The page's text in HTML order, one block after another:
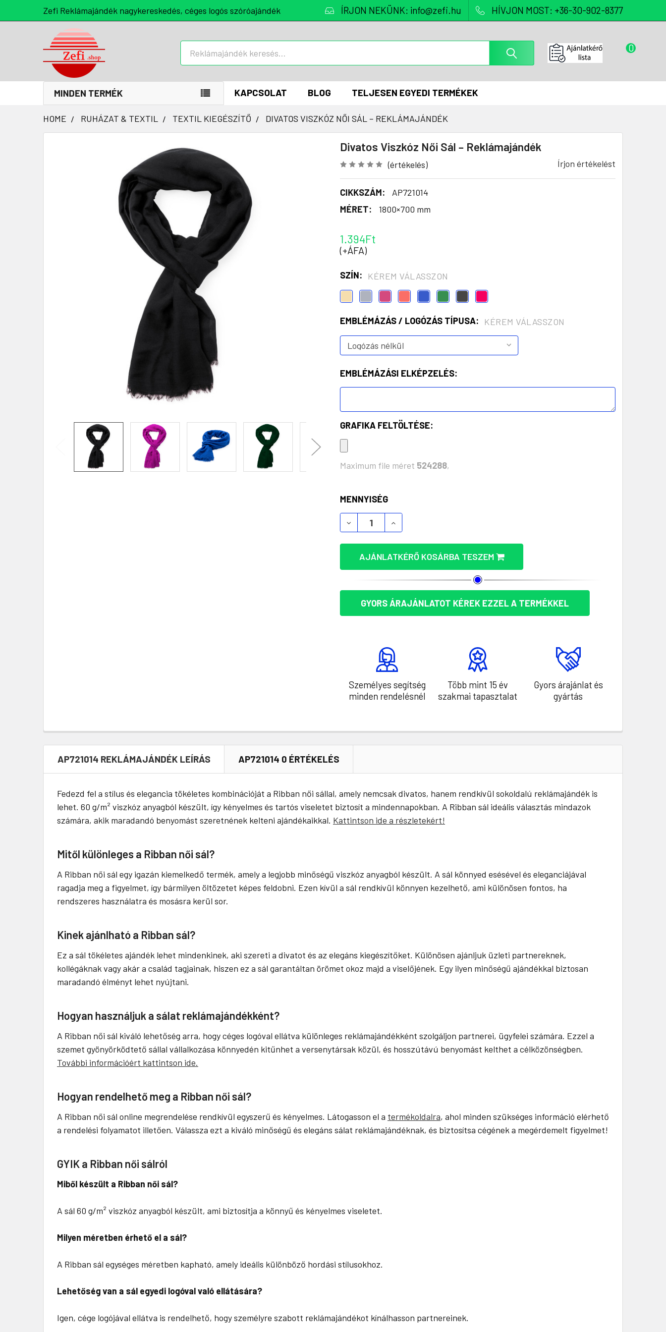
Zefi Reklámajándék nagykereskedés, céges logós szóróajándék ÍRJON NEKÜNK: info@zefi.hu HÍVJON MOST: +36-30-902-8377
0
MINDEN TERMÉK KAPCSOLAT BLOG TELJESEN EGYEDI TERMÉKEK
HOME RUHÁZAT & TEXTIL TEXTIL KIEGÉSZÍTŐ DIVATOS VISZKÓZ NŐI SÁL – REKLÁMAJÁNDÉK
Divatos Viszkóz Női Sál – Reklámajándék
(értékelés) Írjon értékelést
CIKKSZÁM:
AP721014
MÉRET:
1800×700 mm
1.394Ft
(+ÁFA)
SZÍN: KÉREM VÁLASSZON
EMBLÉMÁZÁS / LOGÓZÁS TÍPUSA: KÉREM VÁLASSZON
EMBLÉMÁZÁSI ELKÉPZELÉS:
GRAFIKA FELTÖLTÉSE:
Maximum file méret 524288,
KÉSZLET:
MENNYISÉG
DIVATOS VISZKÓZ NŐI SÁL – REKLÁMAJÁNDÉK MENNYISÉGÉNEK CSÖKKENTÉSE
DIVATOS VISZKÓZ NŐI SÁL – REKLÁMAJÁNDÉK MENNYISÉGÉNEK
AJÁNLATKÉRŐ KOSÁRBA TESZEM
GYORS ÁRAJÁNLATOT KÉREK EZZEL A TERMÉKKEL
Személyes segítség
minden rendelésnél
Több mint 15 év
szakmai tapasztalat
Gyors árajánlat és
gyártás
AP721014 REKLÁMAJÁNDÉK LEÍRÁS AP721014 0 ÉRTÉKELÉS
Fedezd fel a stílus és elegancia tökéletes kombinációját a Ribban női sállal, amely nemcsak divatos, hanem rendkívül sokoldalú reklámajándék is
lehet. 60 g/m² viszkóz anyagból készült, így kényelmes és tartós viseletet biztosít a mindennapokban. A Ribban sál ideális választás mindazok
számára, akik maradandó benyomást szeretnének kelteni ajándékaikkal. Kattintson ide a részletekért!
Mitől különleges a Ribban női sál?
A Ribban női sál egy igazán kiemelkedő termék, amely a legjobb minőségű viszkóz anyagból készült. A sál könnyed esésével és eleganciájával
ragadja meg a figyelmet, így bármilyen öltözetet képes feldobni. Ezen kívül a sál rendkívül könnyen kezelhető, ami különösen fontos, ha
rendszeres használatra és mosásra kerül sor.
Kinek ajánlható a Ribban sál?
Ez a sál tökéletes ajándék lehet mindenkinek, aki szereti a divatot és az elegáns kiegészítőket. Különösen ajánljuk üzleti partnereknek,
kollégáknak vagy akár a család tagjainak, hiszen ez a sál garantáltan örömet okoz majd a viselőjének. Egy ilyen minőségű ajándékkal biztosan
maradandó élményt lehet nyújtani.
Hogyan használjuk a sálat reklámajándékként?
A Ribban női sál kiváló lehetőség arra, hogy céges logóval ellátva különleges reklámajándékként szolgáljon partnerei, ügyfelei számára. Ezzel a
szemet gyönyörködtető sállal vállalkozása könnyedén kitűnhet a versenytársak közül, és hosszútávú benyomást kelthet a célközönségben.
További információért kattintson ide.
Hogyan rendelhető meg a Ribban női sál?
A Ribban női sál online megrendelése rendkívül egyszerű és kényelmes. Látogasson el a termékoldalra, ahol minden szükséges információ elérhető
a rendelési folyamatot illetően. Válassza ezt a kiváló minőségű és elegáns sálat reklámajándéknak, és biztosítsa cégének a megérdemelt figyelmet!
GYIK a Ribban női sálról
Miből készült a Ribban női sál?
A sál 60 g/m² viszkóz anyagból készült, ami biztosítja a könnyű és kényelmes viseletet.
Milyen méretben érhető el a sál?
A Ribban sál egységes méretben kapható, amely ideális különböző hordási stílusokhoz.
Lehetőség van a sál egyedi logóval való ellátására?
Igen, cége logójával ellátva is rendelhető, hogy személyre szabott reklámajándékot kínálhasson partnereinek.